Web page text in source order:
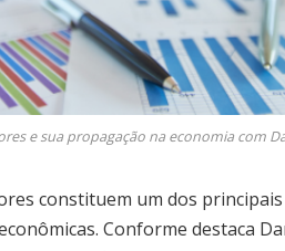
e sua propagação na economia com
constituem um dos principais
Conforme destaca